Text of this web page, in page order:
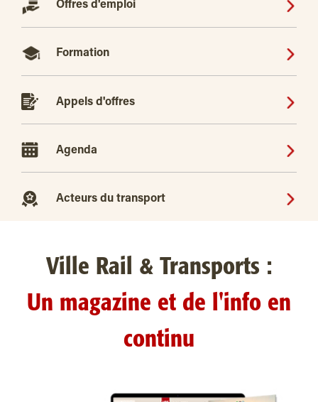
Offres d'emploi
Formation
Appels d'offres
Agenda
Acteurs du transport
Ville Rail & Transports :
Un magazine et de l'info en
continu